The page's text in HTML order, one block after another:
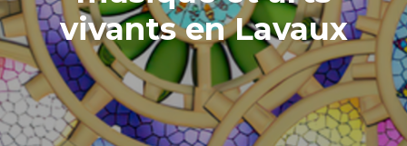
vivants en Lavaux